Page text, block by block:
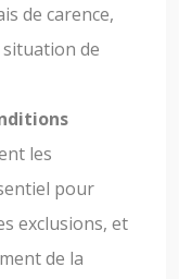
de carence,
situation de
les
pour
exclusions, et
de la